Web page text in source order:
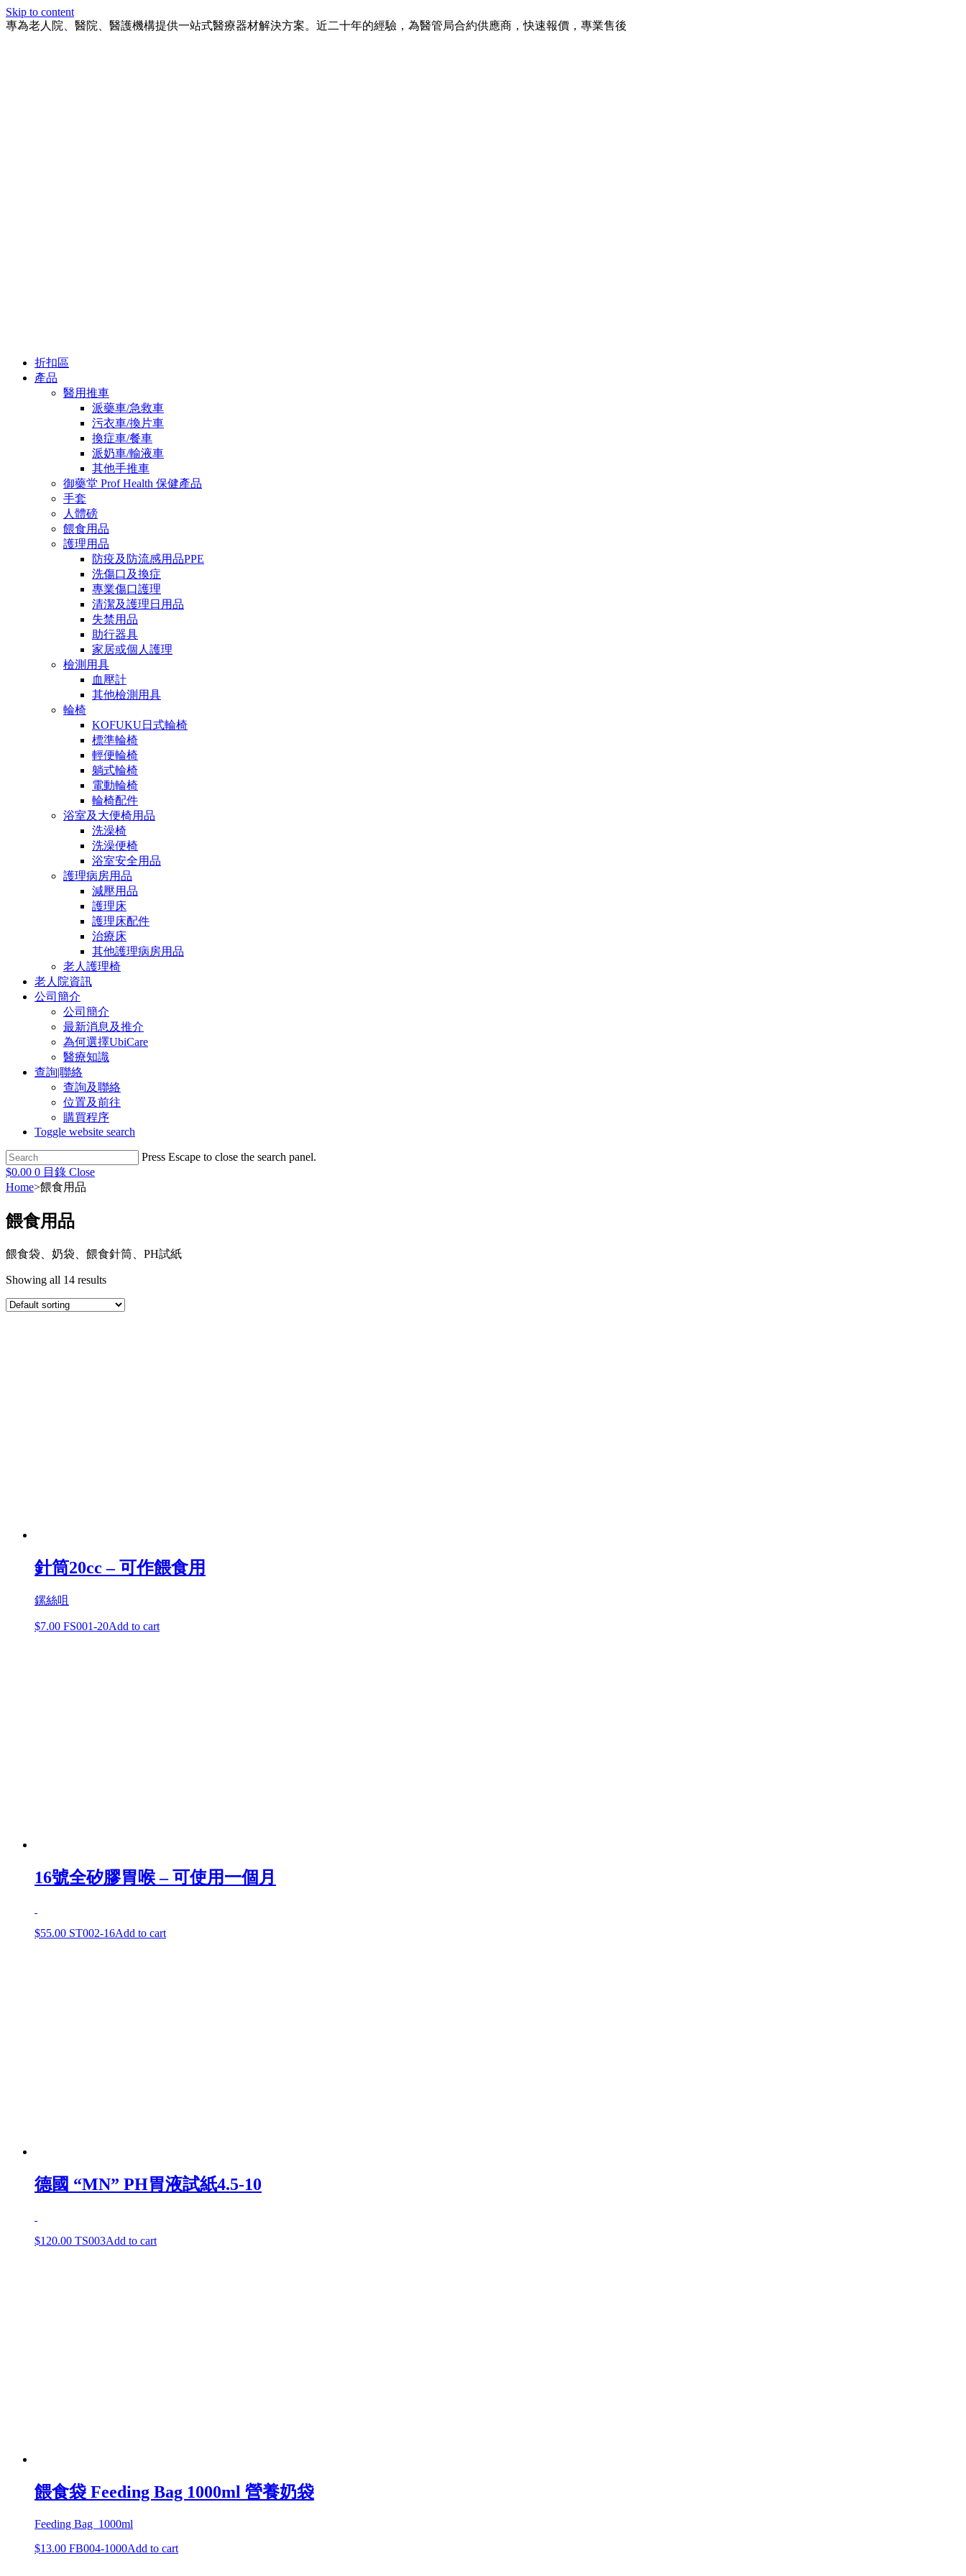
Skip to content
專為老人院、醫院、醫護機構提供一站式醫療器材解決方案。近二十年的經驗，為醫管局合約供應商，快速報價，專業售後
折扣區
產品
醫用推車
派藥車/急救車
污衣車/換片車
換症車/餐車
派奶車/輸液車
其他手推車
御藥堂 Prof Health 保健產品
手套
人體磅
餵食用品
護理用品
防疫及防流感用品PPE
洗傷口及換症
專業傷口護理
清潔及護理日用品
失禁用品
助行器具
家居或個人護理
檢測用具
血壓計
其他檢測用具
輪椅
KOFUKU日式輪椅
標準輪椅
輕便輪椅
躺式輪椅
電動輪椅
輪椅配件
浴室及大便椅用品
洗澡椅
洗澡便椅
浴室安全用品
護理病房用品
減壓用品
護理床
護理床配件
治療床
其他護理病房用品
老人護理椅
老人院資訊
公司簡介
公司簡介
最新消息及推介
為何選擇UbiCare
醫療知識
查詢|聯絡
查詢及聯絡
位置及前往
購買程序
Toggle website search
Press Escape to close the search panel.
$0.00 0 目錄 Close
Home>餵食用品
餵食用品
餵食袋、奶袋、餵食針筒、PH試紙
Showing all 14 results
針筒20cc – 可作餵食用
鏍絲咀
$7.00 FS001-20Add to cart
16號全矽膠胃喉 – 可使用一個月
$55.00 ST002-16Add to cart
德國 “MN” PH胃液試紙4.5-10
$120.00 TS003Add to cart
餵食袋 Feeding Bag 1000ml 營養奶袋
Feeding Bag 1000ml
$13.00 FB004-1000Add to cart